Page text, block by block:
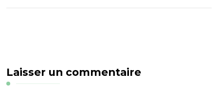
Laisser un commentaire